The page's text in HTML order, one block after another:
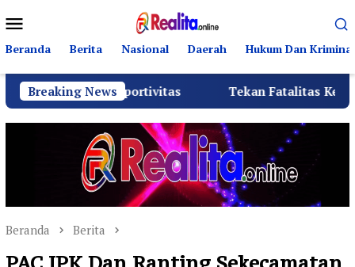
ke
kontenMobile
Beranda Berita Nasional Daerah Hukum Dan Kriminal
Breaking News
Sportivitas Tekan Fatalitas Kecelakaan, SMKN 3
Beranda Berita